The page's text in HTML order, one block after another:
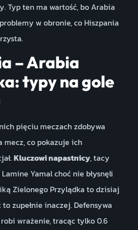
Typ ten ma wartość, bo Arabia
w obronie, co Hiszpania
– Arabia
typy na gole
pięciu meczach zdobywa
mecz, co pokazuje ich
Kluczowi napastnicy, tacy
Yamal choć nie błysnęli
Zielonego Przylądka to dzisiaj
zupełnie inaczej. Defensywa
wrażenie, tracąc tylko 0.6